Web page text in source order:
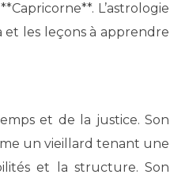
L’astrologie
les leçons à apprendre
et de la justice. Son
un vieillard tenant une
et la structure. Son